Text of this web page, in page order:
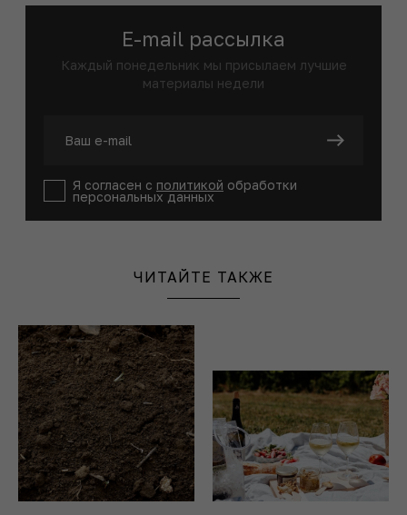
E-mail рассылка
Каждый понедельник мы присылаем лучшие
материалы недели
Я согласен с политикой обработки
персональных данных
ЧИТАЙТЕ ТАКЖЕ